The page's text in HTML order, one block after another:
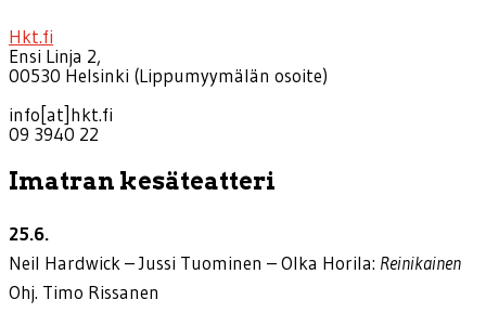
Hkt.fi
Ensi Linja 2,
00530 Helsinki (Lippumyymälän osoite)
info[at]hkt.fi
09 3940 22
Imatran kesäteatteri
25.6.
Neil Hardwick – Jussi Tuominen – Olka Horila: Reinikainen
Ohj. Timo Rissanen